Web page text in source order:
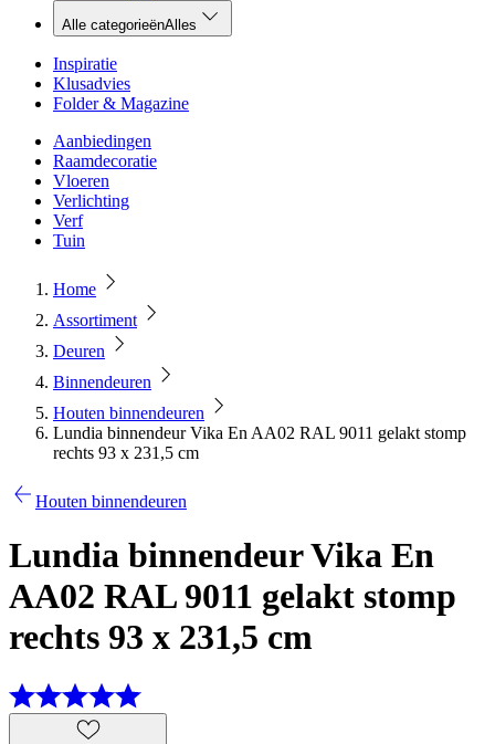
Alle categorieënAlles
Inspiratie
Klusadvies
Folder & Magazine
Aanbiedingen
Raamdecoratie
Vloeren
Verlichting
Verf
Tuin
Home
Assortiment
Deuren
Binnendeuren
Houten binnendeuren
Lundia binnendeur Vika En AA02 RAL 9011 gelakt stomp
rechts 93 x 231,5 cm
Houten binnendeuren
Lundia binnendeur Vika En
AA02 RAL 9011 gelakt stomp
rechts 93 x 231,5 cm